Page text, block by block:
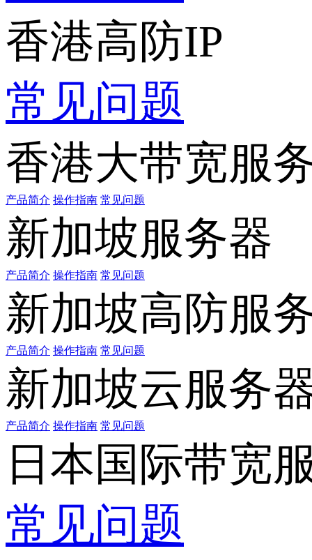
香港高防IP
常见问题
香港大带宽服
产品简介 操作指南 常见问题
新加坡服务器
产品简介 操作指南 常见问题
新加坡高防服
产品简介 操作指南 常见问题
新加坡云服务
产品简介 操作指南 常见问题
日本国际带宽
常见问题